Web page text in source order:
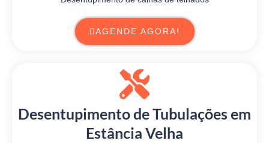
AGENDE AGORA!
Desentupimento de Tubulações em
Estância Velha